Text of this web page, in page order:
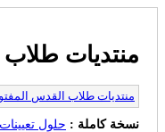
منتديات
منتديات طلاب القدس
نسخة كاملة : حلول تعيينات